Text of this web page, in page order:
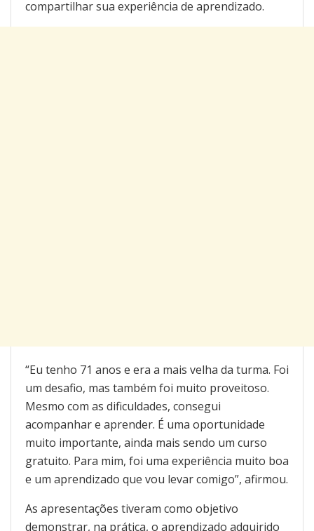
compartilhar sua experiência de aprendizado.
“Eu tenho 71 anos e era a mais velha da turma. Foi
um desafio, mas também foi muito proveitoso.
Mesmo com as dificuldades, consegui
acompanhar e aprender. É uma oportunidade
muito importante, ainda mais sendo um curso
gratuito. Para mim, foi uma experiência muito boa
e um aprendizado que vou levar comigo”, afirmou.
As apresentações tiveram como objetivo
demonstrar, na prática, o aprendizado adquirido